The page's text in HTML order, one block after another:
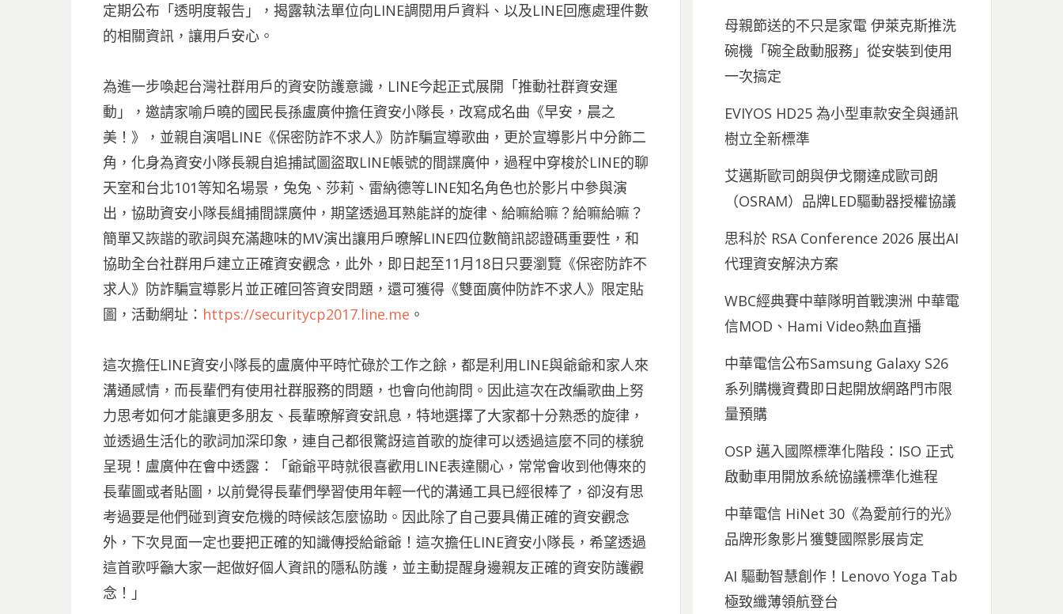
定期公布「透明度報告」，揭露執法單位向LINE調閱用戶資料、以及LINE回應處理件數
的相關資訊，讓用戶安心。
為進一步喚起台灣社群用戶的資安防護意識，LINE今起正式展開「推動社群資安運
動」，邀請家喻戶曉的國民長孫盧廣仲擔任資安小隊長，改寫成名曲《早安，晨之
美！》，並親自演唱LINE《保密防詐不求人》防詐騙宣導歌曲，更於宣導影片中分飾二
角，化身為資安小隊長親自追捕試圖盜取LINE帳號的間諜廣仲，過程中穿梭於LINE的聊
天室和台北101等知名場景，兔兔、莎莉、雷納德等LINE知名角色也於影片中參與演
出，協助資安小隊長緝捕間諜廣仲，期望透過耳熟能詳的旋律、給嘛給嘛？給嘛給嘛？
簡單又詼諧的歌詞與充滿趣味的MV演出讓用戶暸解LINE四位數簡訊認證碼重要性，和
協助全台社群用戶建立正確資安觀念，此外，即日起至11月18日只要瀏覽《保密防詐不
求人》防詐騙宣導影片並正確回答資安問題，還可獲得《雙面廣仲防詐不求人》限定貼
圖，活動網址： https://securitycp2017.line.me 。
這次擔任LINE資安小隊長的盧廣仲平時忙碌於工作之餘，都是利用LINE與爺爺和家人來
溝通感情，而長輩們有使用社群服務的問題，也會向他詢問。因此這次在改編歌曲上努
力思考如何才能讓更多朋友、長輩暸解資安訊息，特地選擇了大家都十分熟悉的旋律，
並透過生活化的歌詞加深印象，連自己都很驚訝這首歌的旋律可以透過這麼不同的樣貌
呈現！盧廣仲在會中透露：「爺爺平時就很喜歡用LINE表達關心，常常會收到他傳來的
長輩圖或者貼圖，以前覺得長輩們學習使用年輕一代的溝通工具已經很棒了，卻沒有思
考過要是他們碰到資安危機的時候該怎麼協助。因此除了自己要具備正確的資安觀念
外，下次見面一定也要把正確的知識傳授給爺爺！這次擔任LINE資安小隊長，希望透過
這首歌呼籲大家一起做好個人資訊的隱私防護，並主動提醒身邊親友正確的資安防護觀
念！」
母親節送的不只是家電 伊萊克斯推洗
碗機「碗全啟動服務」從安裝到使用
一次搞定
EVIYOS HD25 為小型車款安全與通訊
樹立全新標準
艾邁斯歐司朗與伊戈爾達成歐司朗
（OSRAM）品牌LED驅動器授權協議
思科於 RSA Conference 2026 展出AI
代理資安解決方案
WBC經典賽中華隊明首戰澳洲 中華電
信MOD、Hami Video熱血直播
中華電信公布Samsung Galaxy S26
系列購機資費即日起開放網路門市限
量預購
OSP 邁入國際標準化階段：ISO 正式
啟動車用開放系統協議標準化進程
中華電信 HiNet 30《為愛前行的光》
品牌形象影片獲雙國際影展肯定
AI 驅動智慧創作！Lenovo Yoga Tab
極致纖薄領航登台